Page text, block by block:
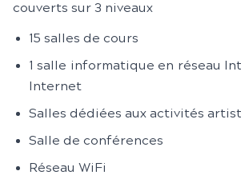
couverts sur 3 niveaux
15 salles de cours
1 salle informatique en réseau
Internet
Salles dédiées aux activités
Salle de conférences​
Réseau WiFi